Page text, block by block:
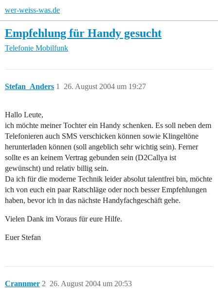
wer-weiss-was.de
Empfehlung für Handy gesucht
Telefonie Mobilfunk
Stefan_Anders 26. August 2004 um 19:27
1
Hallo Leute,
ich möchte meiner Tochter ein Handy schenken. Es soll neben dem
Telefonieren auch SMS verschicken können sowie Klingeltöne
herunterladen können (soll angeblich sehr wichtig sein). Ferner
sollte es an keinem Vertrag gebunden sein (D2Callya ist
gewünscht) und relativ billig sein.
Da ich für die moderne Technik leider absolut talentfrei bin, möchte
ich von euch ein paar Ratschläge oder noch besser Empfehlungen
haben, bevor ich in das nächste Handyfachgeschäft gehe.
Vielen Dank im Voraus für eure Hilfe.
Euer Stefan
Crannmer 26. August 2004 um 20:53
2